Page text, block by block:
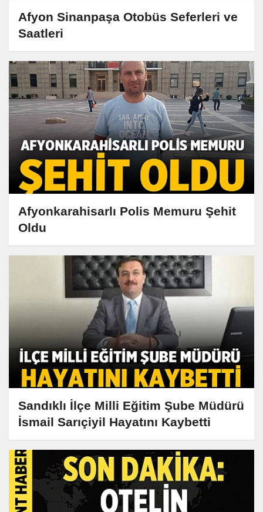
Afyon Sinanpaşa Otobüs Seferleri ve
Saatleri
Afyonkarahisarlı Polis Memuru Şehit
Oldu
Sandıklı İlçe Milli Eğitim Şube Müdürü
İsmail Sarıçiyil Hayatını Kaybetti